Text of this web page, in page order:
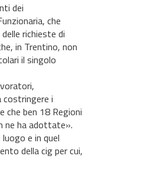
dei
che
richieste di
in Trentino, non
il singolo
costringere i
che ben 18 Regioni
ne ha adottate».
e in quel
della cig per cui,